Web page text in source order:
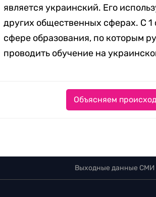
является украинский. Его
других общественных сферах. С 1
сфере образования, по которым
проводить обучение на
Объясняем
Выходные данные СМИ